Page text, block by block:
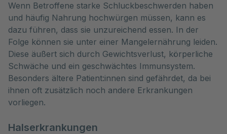
Wenn Betroffene starke Schluckbeschwerden haben
und häufig Nahrung hochwürgen müssen, kann es
dazu führen, dass sie unzureichend essen. In der
Folge können sie unter einer Mangelernährung leiden.
Diese äußert sich durch Gewichtsverlust, körperliche
Schwäche und ein geschwächtes Immunsystem.
Besonders ältere Patient:innen sind gefährdet, da bei
ihnen oft zusätzlich noch andere Erkrankungen
vorliegen.
Halserkrankungen